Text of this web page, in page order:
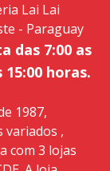
Lai Lai
- Paraguay
das 7:00 as
15:00 horas.
1987,
variados ,
com 3 lojas